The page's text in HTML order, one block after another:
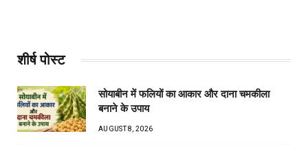
शीर्ष पोस्ट
सोयाबीन में फलियों का आकार और दाना चमकीला
बनाने के उपाय
AUGUST 8, 2026